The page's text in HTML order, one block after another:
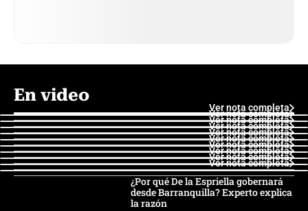
En video
Ver nota completa
Ver nota completa
Ver nota completa
Ver nota completa
Ver nota completa
Ver nota completa
Ver nota completa
Ver nota completa
Ver nota completa
Ver nota completa
¿Por qué De la Espriella gobernará
desde Barranquilla? Experto explica
la razón